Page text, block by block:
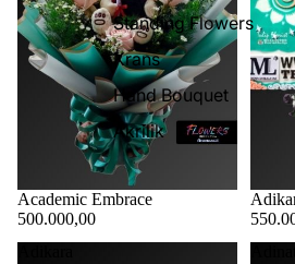
Standing Flowers
Krans
Hand Bouquet
Akrilik
Academic Embrace
500.000,00